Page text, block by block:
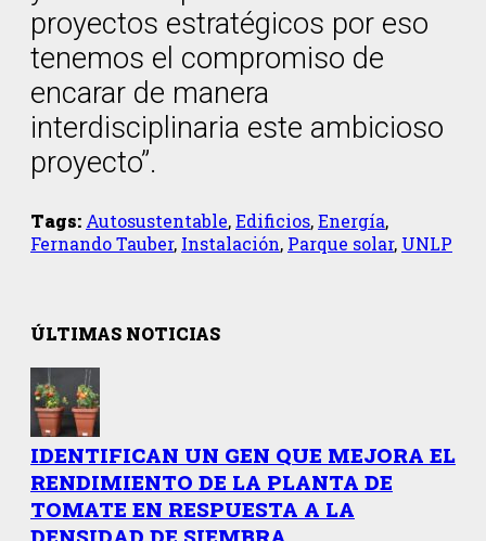
proyectos estratégicos por eso
tenemos el compromiso de
encarar de manera
interdisciplinaria este ambicioso
proyecto”.
Tags: Autosustentable,Edificios,Energía,
Fernando Tauber, Instalación, Parque solar, UNLP
ÚLTIMAS NOTICIAS
IDENTIFICAN UN GEN QUE MEJORA EL
RENDIMIENTO DE LA PLANTA DE
TOMATE EN RESPUESTA A LA